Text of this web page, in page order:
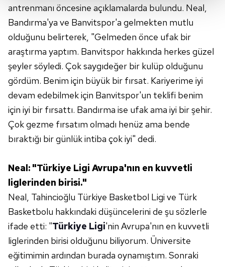
Her halükârda, kullanıcılar, bu çerezlere izin vermedikleri
takdirde, kullanıcılara hedefli reklamlar
gösterilmeyecektir."
Sizlere daha iyi bir hizmet sunabilmek için İnternet
Sitemizde kendimize ve üçüncü kişilere ait çerezler
kullanılmaktadır. Bu çerezler vasıtasıyla çeşitli kişisel
verileriniz işlenmekte olup gerekli olan çerezler bilgi
toplumu hizmetlerinin sunulması amacıyla
kullanılmaktadır. Diğer çerezler, sitemizin daha işlevsel
kılınması ve kişiselleştirilmesi ve sizlere yönelik
reklam/pazarlama faaliyetlerinin yapılması, amaçlarıyla
Çerezlere ilişkin tercihlerinizi aşağıda yer alan panel
vasıtasıyla belirleyebilirsiniz. Çerezlere ilişkin detaylı bilgi
için Ayarlar butonuna tıklayabilir,
Çerez Bilgilendirme
Metnimiziziyaret edebilirsiniz.
6698 sayılı Kişisel Verilerin Korunması Kanunu uyarınca
hazırlanmış Aydınlatma Metnimizi okumak ve sitemizde
ilgili mevzuata uygun olarak kullanılan çerezlerle ilgili bilgi
antrenmanı öncesine açıklamalarda bulundu. Neal,
Bandırma'ya ve Banvitspor'a gelmekten mutlu
olduğunu belirterek, "Gelmeden önce ufak bir
araştırma yaptım. Banvitspor hakkında herkes güzel
şeyler söyledi. Çok saygıdeğer bir kulüp olduğunu
gördüm. Benim için büyük bir fırsat. Kariyerime iyi
devam edebilmek için Banvitspor'un teklifi benim
için iyi bir fırsattı. Bandırma ise ufak ama iyi bir şehir.
Çok gezme fırsatım olmadı henüz ama bende
bıraktığı bir günlük intiba çok iyi" dedi.
Neal: "Türkiye Ligi Avrupa'nın en kuvvetli
liglerinden birisi."
Neal, Tahincioğlu Türkiye Basketbol Ligi ve Türk
Basketbolu hakkındaki düşüncelerini de şu sözlerle
ifade etti: "Türkiye Ligi'nin Avrupa'nın en kuvvetli
liglerinden birisi olduğunu biliyorum. Üniversite
eğitimimin ardından burada oynamıştım. Sonraki